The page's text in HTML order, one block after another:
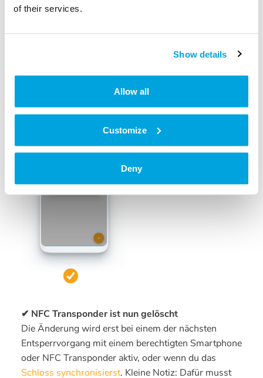
of their services.
Show details
Allow all
Customize
Deny
Zutrittsberechtigungen auf dem Transponder
✔ NFC Transponder ist nun gelöscht
Die Änderung wird erst bei einem der nächsten
Entsperrvorgang mit einem berechtigten Smartphone
oder NFC Transponder aktiv, oder wenn du das
Schloss synchronisierst. Kleine Notiz: Dafür musst